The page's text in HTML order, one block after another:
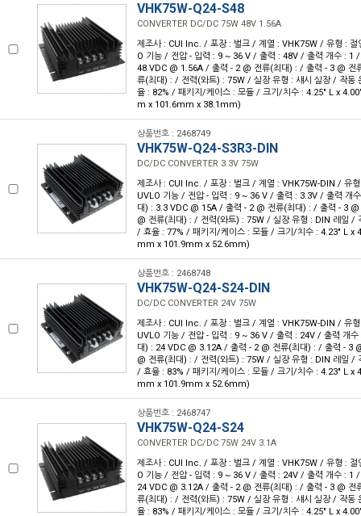
VHK75W-Q24-S48
CONVERTER DC/DC 75W 48V 1.56A
제조사 : CUI Inc. / 포장 : 벌크 / 계열 : VHK75W / 유형 : 절
O 기능 / 전압 - 입력 : 9 ~ 36 V / 출력 : 48V / 출력 개수 : 1
48 VDC @ 1.56A / 출력 - 2 @ 전류(최대) : / 출력 - 3 @ 전
류(최대) : / 전력(와트) : 75W / 실장 유형 : 섀시 실장 / 작동
율 : 82% / 패키지/케이스 : 모듈 / 크기/치수 : 4.25" L x
m x 101.6mm x 38.1mm)
상품번호 : 2468749
VHK75W-Q24-S3R3-DIN
DC/DC CONVERTER 3.3V 75W
제조사 : CUI Inc. / 포장 : 벌크 / 계열 : VHK75W-DIN / 유
UVLO 기능 / 전압 - 입력 : 9 ~ 36 V / 출력 : 3.3V / 출력 개
대) : 3.3 VDC @ 15A / 출력 - 2 @ 전류(최대) : / 출력 - 3
@ 전류(최대) : / 전력(와트) : 75W / 실장 유형 : DIN 레일 /
/ 효율 : 77% / 패키지/케이스 : 모듈 / 크기/치수 : 4.23" L x
mm x 101.9mm x 52.6mm)
상품번호 : 2468748
VHK75W-Q24-S24-DIN
DC/DC CONVERTER 24V 75W
제조사 : CUI Inc. / 포장 : 벌크 / 계열 : VHK75W-DIN / 유
UVLO 기능 / 전압 - 입력 : 9 ~ 36 V / 출력 : 24V / 출력 개
대) : 24 VDC @ 3.12A / 출력 - 2 @ 전류(최대) : / 출력 - 3
@ 전류(최대) : / 전력(와트) : 75W / 실장 유형 : DIN 레일 /
/ 효율 : 83% / 패키지/케이스 : 모듈 / 크기/치수 : 4.23" L x
mm x 101.9mm x 52.6mm)
상품번호 : 2468747
VHK75W-Q24-S24
CONVERTER DC/DC 75W 24V 3.1A
제조사 : CUI Inc. / 포장 : 벌크 / 계열 : VHK75W / 유형 : 절
O 기능 / 전압 - 입력 : 9 ~ 36 V / 출력 : 24V / 출력 개수 : 1
24 VDC @ 3.12A / 출력 - 2 @ 전류(최대) : / 출력 - 3 @ 전
류(최대) : / 전력(와트) : 75W / 실장 유형 : 섀시 실장 / 작동
율 : 83% / 패키지/케이스 : 모듈 / 크기/치수 : 4.25" L x